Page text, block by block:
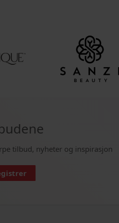
tilbud, nyheter og inspirasjon